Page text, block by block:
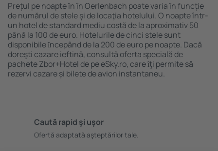
Prețul pe noapte în în Oerlenbach poate varia în funcție
de numărul de stele și de locaţia hotelului. O noapte într-
un hotel de standard mediu costă de la aproximativ 50
până la 100 de euro. Hotelurile de cinci stele sunt
disponibile ȋncepând de la 200 de euro pe noapte. Dacă
doreşti cazare ieftină, consultă oferta specială de
pachete Zbor+Hotel de pe eSky.ro, care ȋţi permite să
rezervi cazare și bilete de avion instantaneu.
Caută rapid şi uşor
Ofertă adaptată aşteptărilor tale.